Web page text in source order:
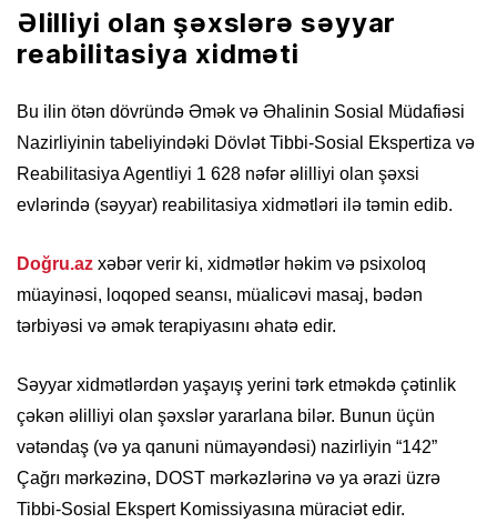
Əlilliyi olan şəxslərə səyyar
reabilitasiya xidməti
Bu ilin ötən dövründə Əmək və Əhalinin Sosial Müdafiəsi
Nazirliyinin tabeliyindəki Dövlət Tibbi-Sosial Ekspertiza və
Reabilitasiya Agentliyi 1 628 nəfər əlilliyi olan şəxsi
evlərində (səyyar) reabilitasiya xidmətləri ilə təmin edib.
Doğru.az xəbər verir ki, xidmətlər həkim və psixoloq
müayinəsi, loqoped seansı, müalicəvi masaj, bədən
tərbiyəsi və əmək terapiyasını əhatə edir.
Səyyar xidmətlərdən yaşayış yerini tərk etməkdə çətinlik
çəkən əlilliyi olan şəxslər yararlana bilər. Bunun üçün
vətəndaş (və ya qanuni nümayəndəsi) nazirliyin “142”
Çağrı mərkəzinə, DOST mərkəzlərinə və ya ərazi üzrə
Tibbi-Sosial Ekspert Komissiyasına müraciət edir.